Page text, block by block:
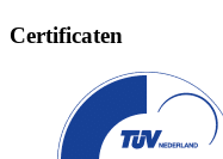
Certificaten